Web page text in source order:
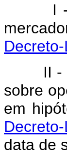
I - do
II - do
sobre
em
data de